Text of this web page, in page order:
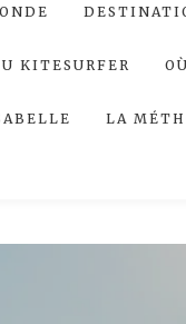
KITESURFER
LA